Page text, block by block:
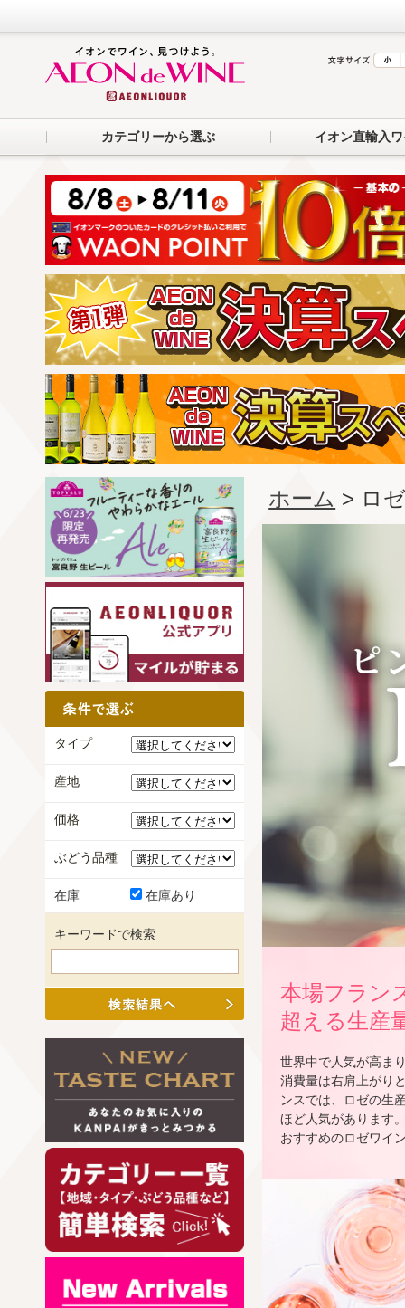
カテゴリーから選ぶ イオン直輸入
ホーム > ロ
本場フラン
超える生産
世界中で人気が高ま
消費量は右肩上がり
ンスでは、ロゼの生
ほど人気があります
おすすめのロゼワイ
タイプ
産地
価格
ぶどう品種
在庫 在庫あり
キーワードで検索